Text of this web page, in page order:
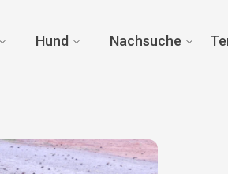
Hund Nachsuche